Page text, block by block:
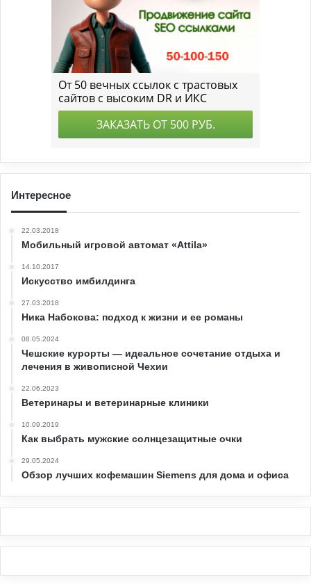
Интересное
22.03.2018
Мобильный игровой автомат «Attila»
14.10.2017
Искусство имбилдинга
27.03.2018
Ника Набокова: подход к жизни и ее романы
08.05.2024
Чешские курорты — идеальное сочетание отдыха и
лечения в живописной Чехии
22.06.2023
Ветеринары и ветеринарные клиники
10.09.2019
Как выбрать мужские солнцезащитные очки
29.05.2024
Обзор лучших кофемашин Siemens для дома и офиса